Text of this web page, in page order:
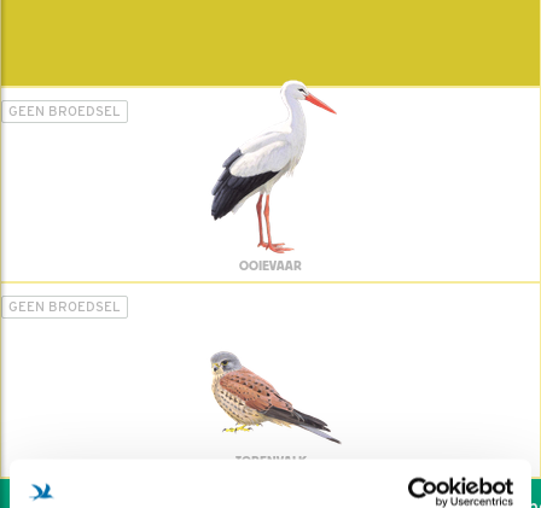
GEEN BROEDSEL
OOIEVAAR
GEEN BROEDSEL
TORENVALK